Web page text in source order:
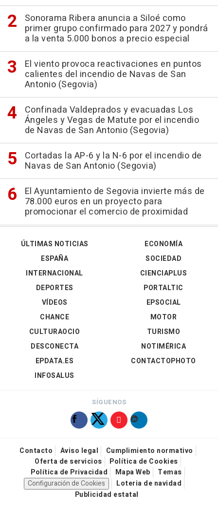
Sonorama Ribera anuncia a Siloé como
primer grupo confirmado para 2027 y pondrá
a la venta 5.000 bonos a precio especial
El viento provoca reactivaciones en puntos
calientes del incendio de Navas de San
Antonio (Segovia)
Confinada Valdeprados y evacuadas Los
Ángeles y Vegas de Matute por el incendio
de Navas de San Antonio (Segovia)
Cortadas la AP-6 y la N-6 por el incendio de
Navas de San Antonio (Segovia)
El Ayuntamiento de Segovia invierte más de
78.000 euros en un proyecto para
promocionar el comercio de proximidad
ÚLTIMAS NOTICIAS
ESPAÑA
INTERNACIONAL
DEPORTES
VÍDEOS
ECONOMÍA
SOCIEDAD
CIENCIAPLUS
PORTALTIC
EPSOCIAL
CHANCE
CULTURAOCIO
DESCONECTA
EPDATA.ES
INFOSALUS
MOTOR
TURISMO
NOTIMÉRICA
CONTACTOPHOTO
SÍGUENOS
Contacto Aviso legal
Cumplimiento normativo
Oferta de servicios
Política de Cookies
Política de Privacidad
Mapa Web
Temas
Configuración de Cookies
Loteria de navidad
Publicidad estatal